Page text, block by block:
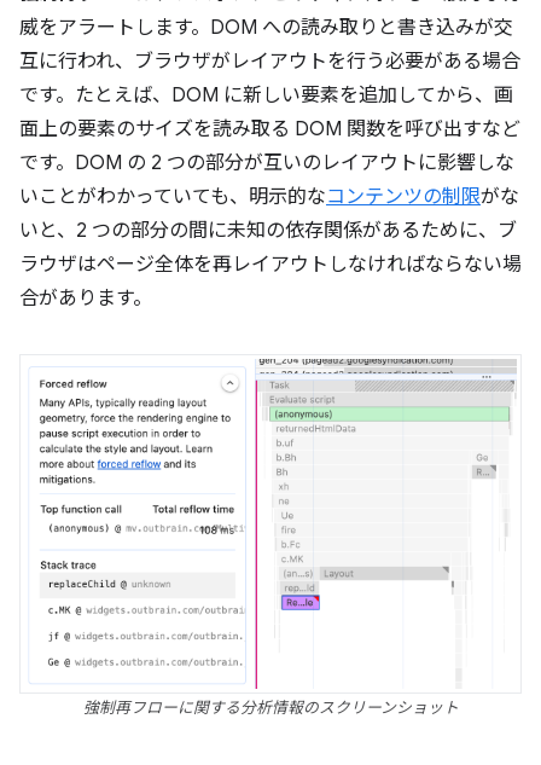
威をアラートします。DOM への読み取りと書き込みが交
互に行われ、ブラウザがレイアウトを行う必要がある場合
です。たとえば、DOM に新しい要素を追加してから、画
面上の要素のサイズを読み取る DOM 関数を呼び出すなど
です。DOM の 2 つの部分が互いのレイアウトに影響しな
いことがわかっていても、明示的なコンテンツの制限がな
いと、2 つの部分の間に未知の依存関係があるために、ブ
ラウザはページ全体を再レイアウトしなければならない場
合があります。
強制再フローに関する分析情報のスクリーンショット